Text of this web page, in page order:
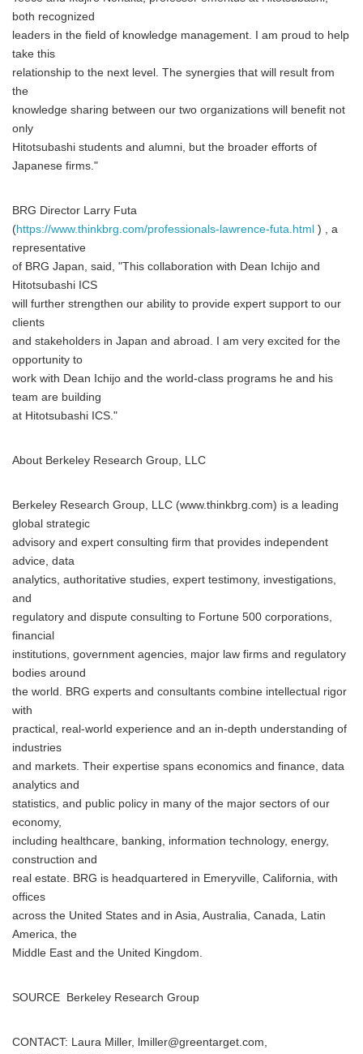
both recognized
leaders in the field of knowledge management. I am proud to help
take this
relationship to the next level. The synergies that will result from
the
knowledge sharing between our two organizations will benefit not
only
Hitotsubashi students and alumni, but the broader efforts of
Japanese firms."
BRG Director Larry Futa
(https://www.thinkbrg.com/professionals-lawrence-futa.html ) , a
representative
of BRG Japan, said, "This collaboration with Dean Ichijo and
Hitotsubashi ICS
will further strengthen our ability to provide expert support to our
clients
and stakeholders in Japan and abroad. I am very excited for the
opportunity to
work with Dean Ichijo and the world-class programs he and his
team are building
at Hitotsubashi ICS."
About Berkeley Research Group, LLC
Berkeley Research Group, LLC (www.thinkbrg.com) is a leading
global strategic
advisory and expert consulting firm that provides independent
advice, data
analytics, authoritative studies, expert testimony, investigations,
and
regulatory and dispute consulting to Fortune 500 corporations,
financial
institutions, government agencies, major law firms and regulatory
bodies around
the world. BRG experts and consultants combine intellectual rigor
with
practical, real-world experience and an in-depth understanding of
industries
and markets. Their expertise spans economics and finance, data
analytics and
statistics, and public policy in many of the major sectors of our
economy,
including healthcare, banking, information technology, energy,
construction and
real estate. BRG is headquartered in Emeryville, California, with
offices
across the United States and in Asia, Australia, Canada, Latin
America, the
Middle East and the United Kingdom.
SOURCE Berkeley Research Group
CONTACT: Laura Miller, lmiller@greentarget.com,